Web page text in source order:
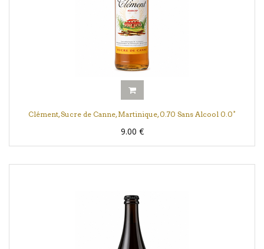
Clément, Sucre de Canne, Martinique, 0.70 Sans Alcool 0.0°
9.00 €